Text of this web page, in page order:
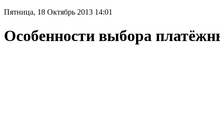
Пятница, 18 Октябрь 2013 14:01
Особенности выбора